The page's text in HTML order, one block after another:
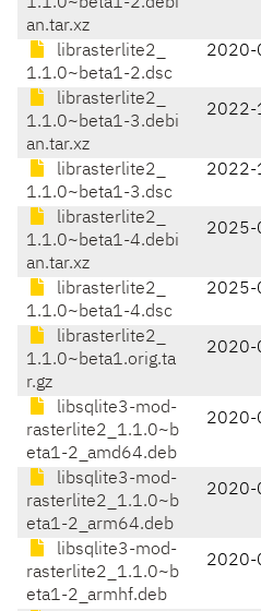
an.tar.xz
librasterlite2_
1.1.0~beta1-2.dsc
2020-
librasterlite2_
1.1.0~beta1-3.debi
an.tar.xz
2022-
librasterlite2_
1.1.0~beta1-3.dsc
2022-
librasterlite2_
1.1.0~beta1-4.debi
an.tar.xz
2025-
librasterlite2_
1.1.0~beta1-4.dsc
2025-
librasterlite2_
1.1.0~beta1.orig.ta
r.gz
2020-
libsqlite3-mod-
rasterlite2_1.1.0~b
eta1-2_amd64.deb
2020-
libsqlite3-mod-
rasterlite2_1.1.0~b
eta1-2_arm64.deb
2020-
libsqlite3-mod-
rasterlite2_1.1.0~b
eta1-2_armhf.deb
2020-